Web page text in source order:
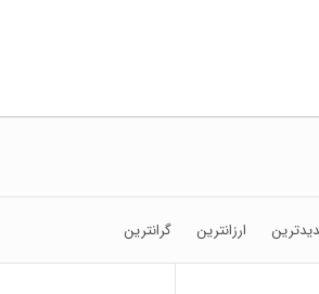
ارزانترین گرانترین